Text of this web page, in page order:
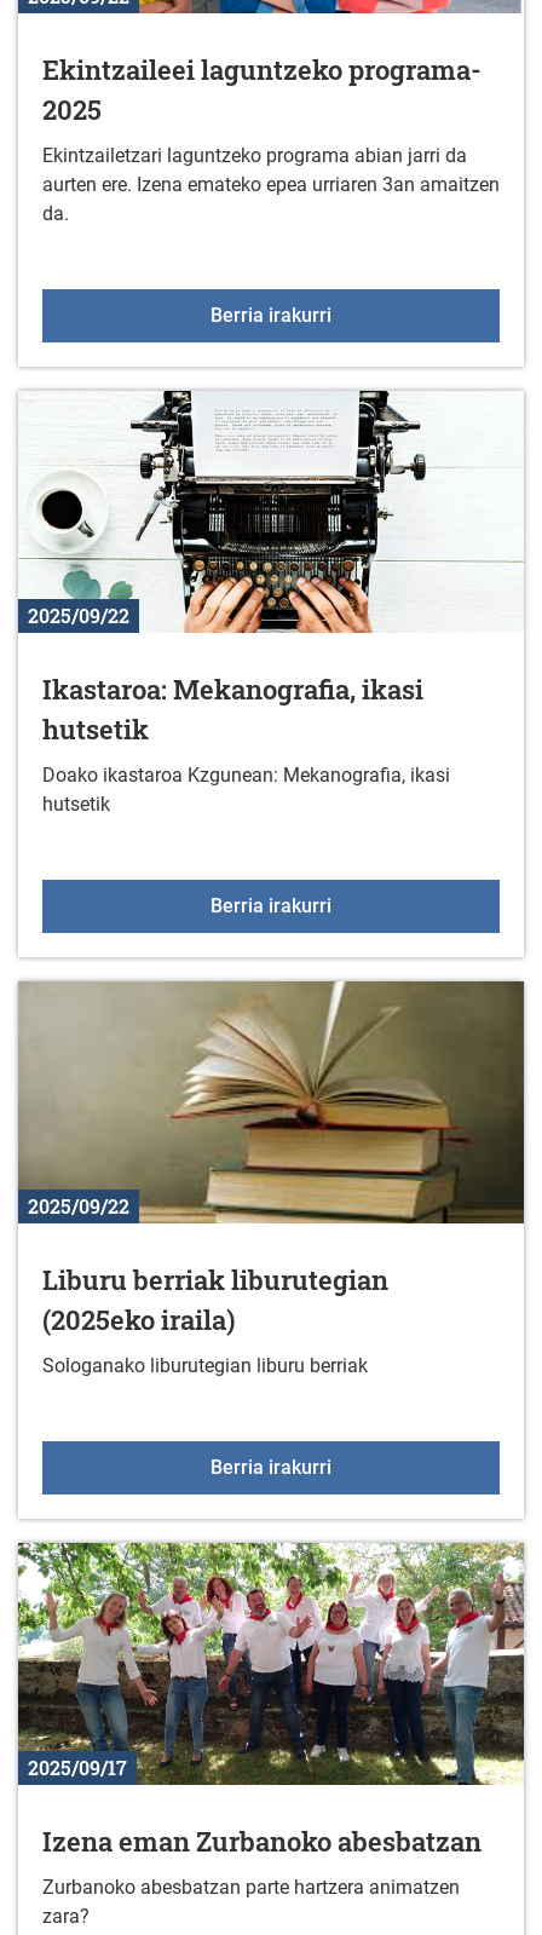
Ekintzaileei laguntzeko programa-
2025
Ekintzailetzari laguntzeko programa abian jarri da
aurten ere. Izena emateko epea urriaren 3an amaitzen
da.
Berria irakurri
2025/09/22
Ikastaroa: Mekanografia, ikasi
hutsetik
Doako ikastaroa Kzgunean: Mekanografia, ikasi
hutsetik
Berria irakurri
2025/09/22
Liburu berriak liburutegian
(2025eko iraila)
Sologanako liburutegian liburu berriak
Berria irakurri
2025/09/17
Izena eman Zurbanoko abesbatzan
Zurbanoko abesbatzan parte hartzera animatzen
zara?